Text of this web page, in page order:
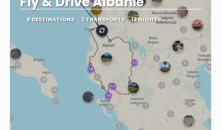
8 DESTINATIONS 2 TRANSPORTS 13 NIGHTS